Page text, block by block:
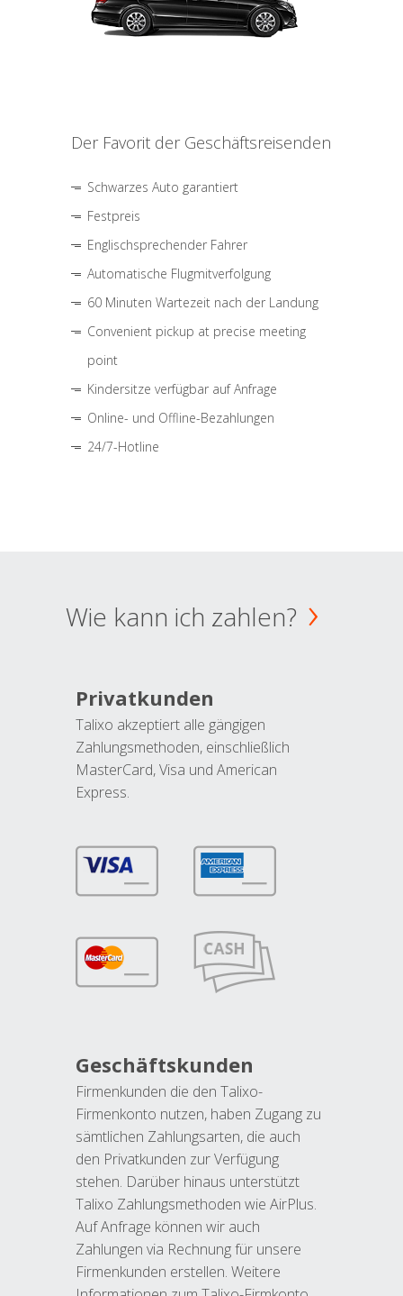
Der Favorit der Geschäftsreisenden
Schwarzes Auto garantiert
Festpreis
Englischsprechender Fahrer
Automatische Flugmitverfolgung
60 Minuten Wartezeit nach der Landung
Convenient pickup at precise meeting
point
Kindersitze verfügbar auf Anfrage
Online- und Offline-Bezahlungen
24/7-Hotline
Wie kann ich zahlen?
Privatkunden
Talixo akzeptiert alle gängigen
Zahlungsmethoden, einschließlich
MasterCard, Visa und American
Express.
Geschäftskunden
Firmenkunden die den Talixo-
Firmenkonto nutzen, haben Zugang zu
sämtlichen Zahlungsarten, die auch
den Privatkunden zur Verfügung
stehen. Darüber hinaus unterstützt
Talixo Zahlungsmethoden wie AirPlus.
Auf Anfrage können wir auch
Zahlungen via Rechnung für unsere
Firmenkunden erstellen. Weitere